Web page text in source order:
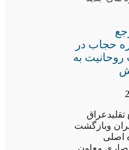
حجاب در
روحانیت به
وبازگشت
اصلی
معاون